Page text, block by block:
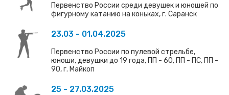
Первенство России среди девушек и юношей по
фигурному катанию на коньках, г. Саранск
23.03 - 01.04.2025
Первенство России по пулевой стрельбе,
юноши, девушки до 19 года, ПП - 60, ПП - ПС, ПП -
90, г. Майкоп
25 - 27.03.2025